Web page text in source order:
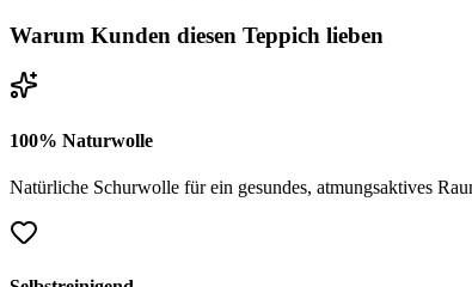
Warum Kunden diesen Teppich lieben
100% Naturwolle
Natürliche Schurwolle für ein gesundes, atmungsaktives